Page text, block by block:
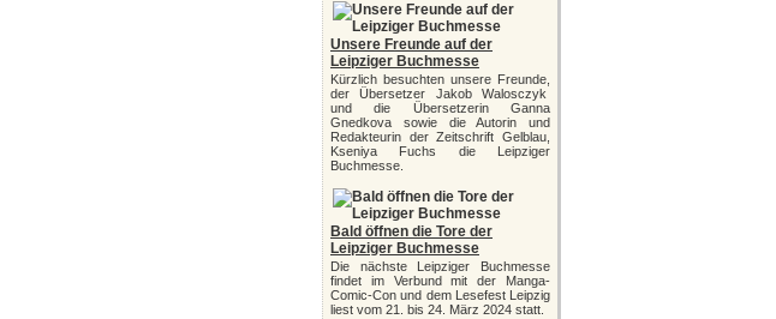
Unsere Freunde auf der
Leipziger Buchmesse
Kürzlich besuchten unsere Freunde,
der Übersetzer Jakob Walosczyk
und die Übersetzerin Ganna
Gnedkova sowie die Autorin und
Redakteurin der Zeitschrift Gelblau,
Kseniya Fuchs die Leipziger
Buchmesse.
Bald öffnen die Tore der
Leipziger Buchmesse
Die nächste Leipziger Buchmesse
findet im Verbund mit der Manga-
Comic-Con und dem Lesefest Leipzig
liest vom 21. bis 24. März 2024 statt.